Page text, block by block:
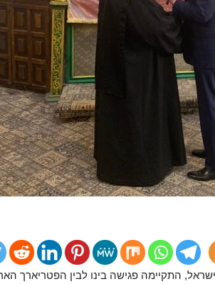
התקיימה פגישה בינו לבין הפטריארך